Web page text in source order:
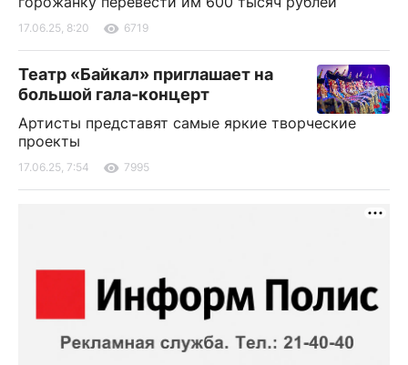
17.06.25, 8:20 6719
Театр «Байкал» приглашает на
большой гала-концерт
Артисты представят самые яркие творческие
проекты
17.06.25, 7:54 7995